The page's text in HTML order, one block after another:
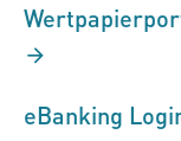
eBanking